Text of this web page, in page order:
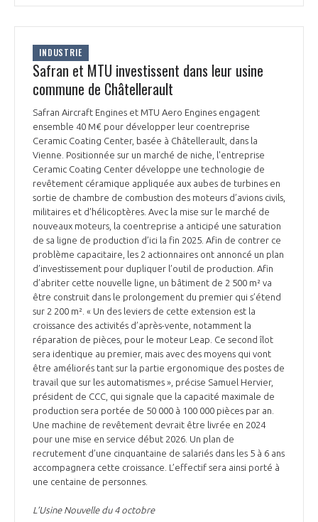
INDUSTRIE
Safran et MTU investissent dans leur usine
commune de Châtellerault
Safran Aircraft Engines et MTU Aero Engines engagent
ensemble 40 M€ pour développer leur coentreprise
Ceramic Coating Center, basée à Châtellerault, dans la
Vienne. Positionnée sur un marché de niche, l'entreprise
Ceramic Coating Center développe une technologie de
revêtement céramique appliquée aux aubes de turbines en
sortie de chambre de combustion des moteurs d’avions civils,
militaires et d’hélicoptères. Avec la mise sur le marché de
nouveaux moteurs, la coentreprise a anticipé une saturation
de sa ligne de production d’ici la fin 2025. Afin de contrer ce
problème capacitaire, les 2 actionnaires ont annoncé un plan
d’investissement pour dupliquer l’outil de production. Afin
d’abriter cette nouvelle ligne, un bâtiment de 2 500 m² va
être construit dans le prolongement du premier qui s’étend
sur 2 200 m². « Un des leviers de cette extension est la
croissance des activités d’après-vente, notamment la
réparation de pièces, pour le moteur Leap. Ce second îlot
sera identique au premier, mais avec des moyens qui vont
être améliorés tant sur la partie ergonomique des postes de
travail que sur les automatismes », précise Samuel Hervier,
président de CCC, qui signale que la capacité maximale de
production sera portée de 50 000 à 100 000 pièces par an.
Une machine de revêtement devrait être livrée en 2024
pour une mise en service début 2026. Un plan de
recrutement d’une cinquantaine de salariés dans les 5 à 6 ans
accompagnera cette croissance. L’effectif sera ainsi porté à
une centaine de personnes.
L’Usine Nouvelle du 4 octobre